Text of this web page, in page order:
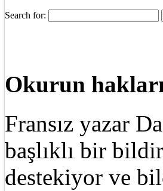
Search for:
Okurun
Fransız yazar
başlıklı bir
destekiyor ve